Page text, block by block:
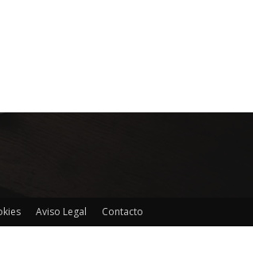
Aviso Legal Contacto